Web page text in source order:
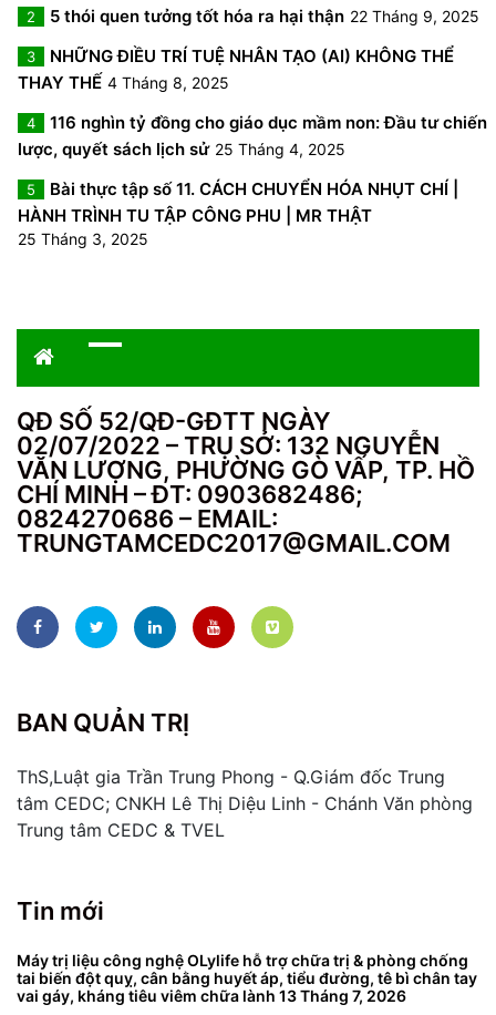
2 5 thói quen tưởng tốt hóa ra hại thận 22 Tháng 9, 2025
3
NHỮNG ĐIỀU TRÍ TUỆ NHÂN TẠO (AI) KHÔNG THỂ
THAY THẾ 4 Tháng 8, 2025
4
116 nghìn tỷ đồng cho giáo dục mầm non: Đầu tư chiến
lược, quyết sách lịch sử 25 Tháng 4, 2025
5
Bài thực tập số 11. CÁCH CHUYỂN HÓA NHỤT CHÍ |
HÀNH TRÌNH TU TẬP CÔNG PHU | MR THẬT
25 Tháng 3, 2025
QĐ SỐ 52/QĐ-GĐTT NGÀY
02/07/2022 – TRỤ SỞ: 132 NGUYỄN
VĂN LƯỢNG, PHƯỜNG GÒ VẤP, TP. HỒ
CHÍ MINH – ĐT: 0903682486;
0824270686 – EMAIL:
TRUNGTAMCEDC2017@GMAIL.COM
BAN QUẢN TRỊ
ThS,Luật gia Trần Trung Phong - Q.Giám đốc Trung
tâm CEDC; CNKH Lê Thị Diệu Linh - Chánh Văn phòng
Trung tâm CEDC & TVEL
Tin mới
Máy trị liệu công nghệ OLylife hỗ trợ chữa trị & phòng chống
tai biến đột quỵ, cân bằng huyết áp, tiểu đường, tê bì chân tay
vai gáy, kháng tiêu viêm chữa lành 13 Tháng 7, 2026